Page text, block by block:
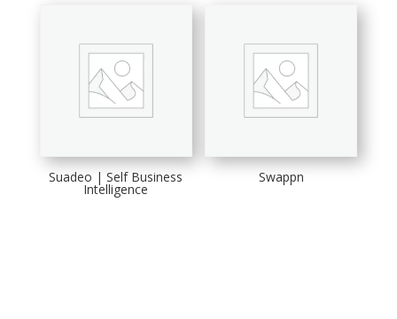
Suadeo | Self Business
Intelligence
Swappn